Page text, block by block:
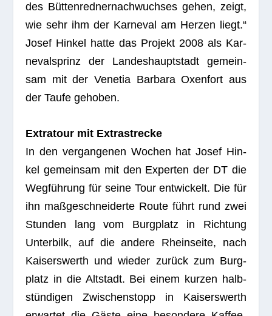
des Büt­ten­red­ner­nach­wuch­ses gehen, zeigt,
wie sehr ihm der Kar­ne­val am Her­zen liegt.“
Josef Hin­kel hatte das Pro­jekt 2008 als Kar­
ne­vals­prinz der Lan­des­haupt­stadt gemein­
sam mit der Vene­tia Bar­bara Oxen­fort aus
der Taufe gehoben.
Extra­tour mit Extrastrecke
In den ver­gan­ge­nen Wochen hat Josef Hin­
kel gemein­sam mit den Exper­ten der DT die
Weg­füh­rung für seine Tour ent­wi­ckelt. Die für
ihn maß­ge­schnei­derte Route führt rund zwei
Stun­den lang vom Burg­platz in Rich­tung
Unter­bilk, auf die andere Rhein­seite, nach
Kai­sers­werth und wie­der zurück zum Burg­
platz in die Alt­stadt. Bei einem kur­zen halb­
stün­di­gen Zwi­schen­stopp in Kai­sers­werth